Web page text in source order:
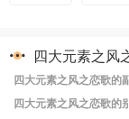
四大元素之风
四大元素之风之恋歌的
四大元素之风之恋歌的